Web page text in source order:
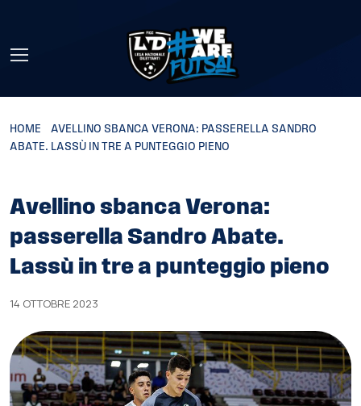
HOME
AVELLINO SBANCA VERONA: PASSERELLA SANDRO
ABATE. LASSÙ IN TRE A PUNTEGGIO PIENO
Avellino sbanca Verona:
passerella Sandro Abate.
Lassù in tre a punteggio pieno
14 OTTOBRE 2023